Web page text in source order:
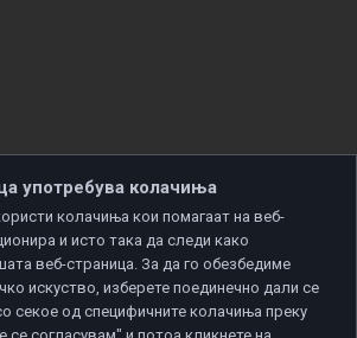
употребува колачиња
колачиња кои помагаат на веб-
и исто така да следи како
веб-страница. За да го обезбедиме
искуство, изберете поединечно дали се
секое од специфичните колачиња преку